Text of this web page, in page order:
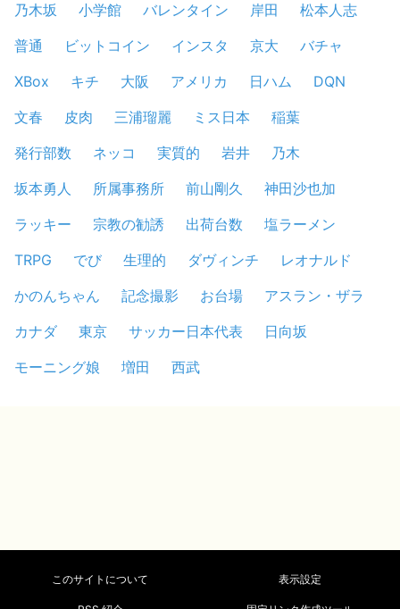
乃木坂 小学館 バレンタイン 岸田
松本人志
普通
ビットコイン インスタ 京大
バチャ
XBox
キチ 大阪 アメリカ 日ハム
DQN
文春
皮肉 三浦瑠麗 ミス日本
稲葉
発行部数
ネッコ 実質的 岩井
乃木
坂本勇人
所属事務所 前山剛久
神田沙也加
ラッキー
宗教の勧誘 出荷台数
塩ラーメン
TRPG
でび 生理的 ダヴィンチ
レオナルド
かのんちゃん
記念撮影 お台場
アスラン・ザラ
カナダ
東京 サッカー日本代表
日向坂
モーニング娘
増田 西武
このサイトについて 表示設定